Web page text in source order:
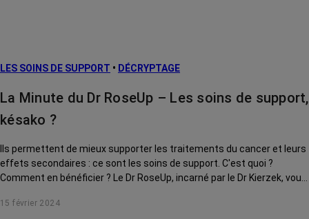
LES SOINS DE SUPPORT • DÉCRYPTAGE
La Minute du Dr RoseUp – Les soins de support,
késako ?
Ils permettent de mieux supporter les traitements du cancer et leurs
effets secondaires : ce sont les soins de support. C'est quoi ?
Comment en bénéficier ? Le Dr RoseUp, incarné par le Dr Kierzek, vous
15 février 2024